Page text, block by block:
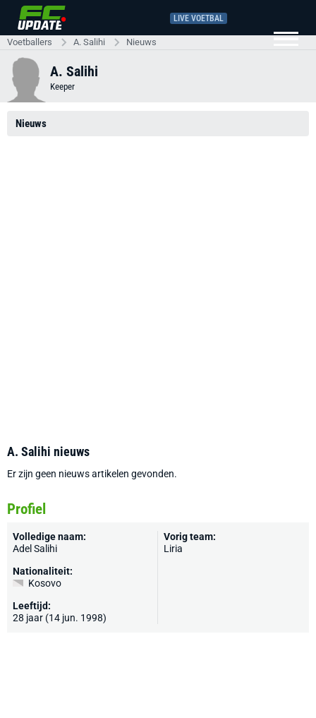
LIVE VOETBAL
Voetballers A. Salihi Nieuws
A. Salihi
Keeper
Nieuws
A. Salihi nieuws
Er zijn geen nieuws artikelen gevonden.
Profiel
Volledige naam:
Adel Salihi
Nationaliteit:
Kosovo
Leeftijd:
28 jaar (14 jun. 1998)
Vorig team:
Liria